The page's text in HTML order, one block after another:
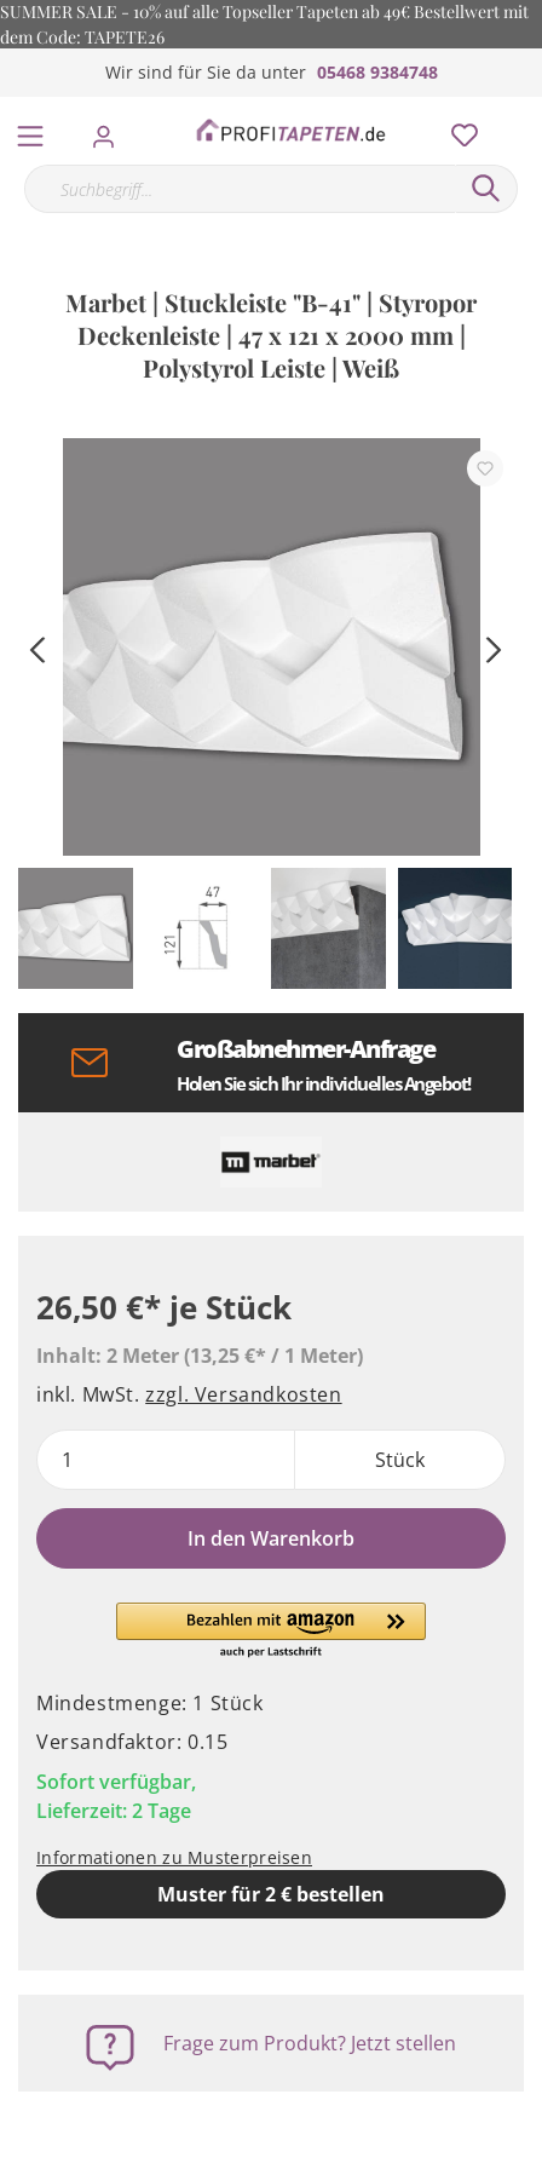
SUMMER SALE - 10% auf alle Topseller Tapeten ab 49€ Bestellwert mit
dem Code: TAPETE26
Wir sind für Sie da unter 05468 9384748
Marbet | Stuckleiste "B-41" | Styropor
Deckenleiste | 47 x 121 x 2000 mm |
Polystyrol Leiste | Weiß
Großabnehmer-Anfrage
Holen Sie sich Ihr individuelles Angebot!
26,50 €* je Stück
Inhalt: 2 Meter(13,25 €* / 1 Meter)
inkl. MwSt.zzgl. Versandkosten
Stück
In den Warenkorb
Mindestmenge: 1 Stück
Versandfaktor: 0.15
Sofort verfügbar,
Lieferzeit: 2 Tage
Informationen zu Musterpreisen
Muster für 2 € bestellen
Frage zum Produkt? Jetzt stellen